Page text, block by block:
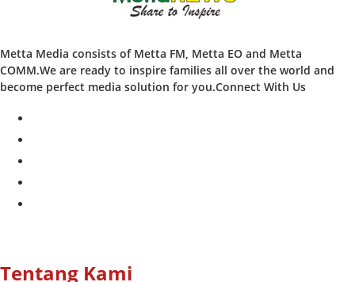
Metta Media consists of Metta FM, Metta EO and Metta
COMM.We are ready to inspire families all over the world and
become perfect media solution for you.Connect With Us
Tentang Kami